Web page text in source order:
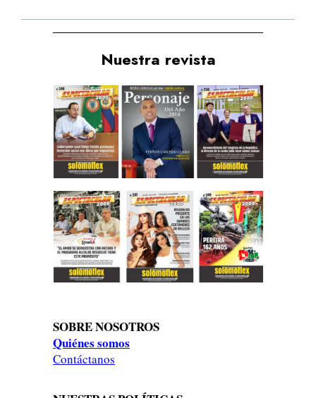
Nuestra revista
SOBRE NOSOTROS
Quiénes somos
Contáctanos